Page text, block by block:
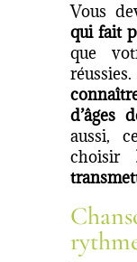
Vous
qui fait
que
d’âges
aussi,
choisir